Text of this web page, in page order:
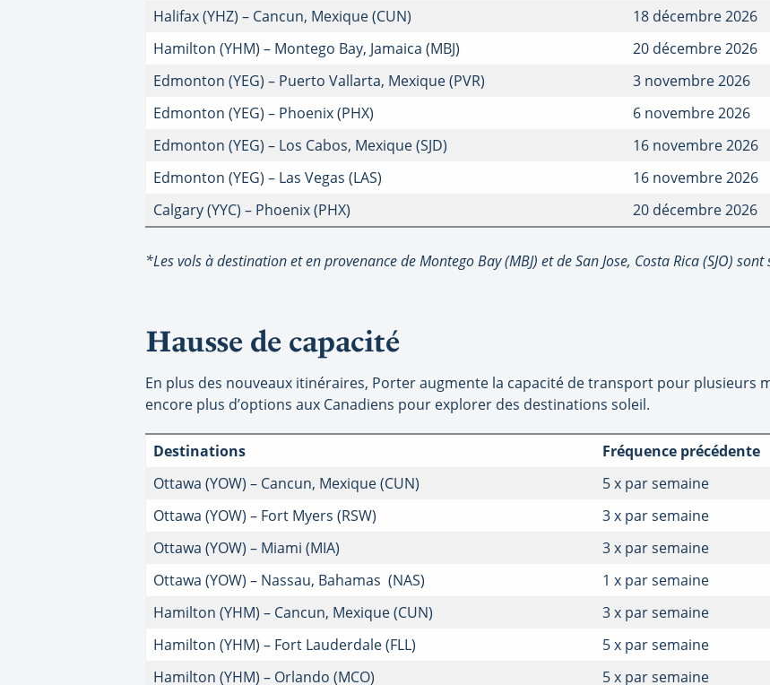
Halifax (YHZ) – Cancun, Mexique (CUN)
18 décembre 2026
Hamilton (YHM) – Montego Bay, Jamaica (MBJ)
20 décembre 2026
Edmonton (YEG) – Puerto Vallarta, Mexique (PVR)
3 novembre 2026
Edmonton (YEG) – Phoenix (PHX)
6 novembre 2026
Edmonton (YEG) – Los Cabos, Mexique (SJD)
16 novembre 2026
Edmonton (YEG) – Las Vegas (LAS)
16 novembre 2026
Calgary (YYC) – Phoenix (PHX)
20 décembre 2026
*Les vols à destination et en provenance de Montego Bay (MBJ) et de San Jose, Costa Rica (SJO)
Hausse de capacité
En plus des nouveaux itinéraires, Porter augmente la capacité de transport pour plusieurs
encore plus d’options aux Canadiens pour explorer des destinations soleil.
Destinations Fréquence précédente
Ottawa (YOW) – Cancun, Mexique (CUN)
5 x par semaine
Ottawa (YOW) – Fort Myers (RSW)
3 x par semaine
Ottawa (YOW) – Miami (MIA)
3 x par semaine
Ottawa (YOW) – Nassau, Bahamas (NAS)
1 x par semaine
Hamilton (YHM) – Cancun, Mexique (CUN)
3 x par semaine
Hamilton (YHM) – Fort Lauderdale (FLL)
5 x par semaine
Hamilton (YHM) – Orlando (MCO)
5 x par semaine